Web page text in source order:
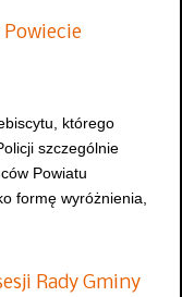
Powiecie
którego
szczególnie
Powiatu
formę wyróżnienia,
Rady Gminy